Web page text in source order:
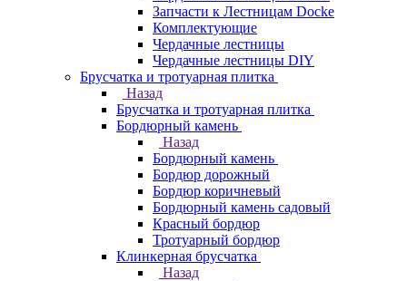
Запчасти к Лестницам Docke
Комплектующие
Чердачные лестницы
Чердачные лестницы DIY
Брусчатка и тротуарная плитка
Назад
Брусчатка и тротуарная плитка
Бордюрный камень
Назад
Бордюрный камень
Бордюр дорожный
Бордюр коричневый
Бордюрный камень садовый
Красный бордюр
Тротуарный бордюр
Клинкерная брусчатка
Назад